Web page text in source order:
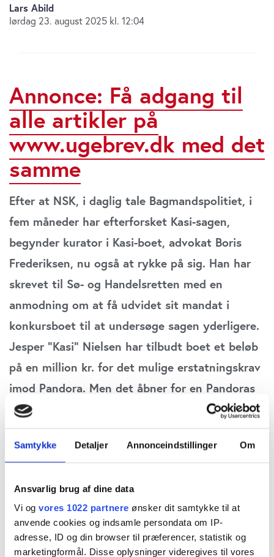
Samtykke Detaljer Annonceindstillinger Om
Ansvarlig brug af dine data
Vi og vores 1022 partnere ønsker dit samtykke til at
anvende cookies og indsamle persondata om IP-
adresse, ID og din browser til præferencer, statistik og
marketingformål. Disse oplysninger videregives til vores
Lars Abild
lørdag 23. august 2025 kl. 12:04
Annonce: Få adgang til
alle artikler på
www.ugebrev.dk med det
samme
Efter at NSK, i daglig tale Bagmandspolitiet, i
fem måneder har efterforsket Kasi-sagen,
begynder kurator i Kasi-boet, advokat Boris
Frederiksen, nu også at rykke på sig. Han har
skrevet til Sø- og Handelsretten med en
anmodning om at få udvidet sit mandat i
konkursboet til at undersøge sagen yderligere.
Jesper ”Kasi” Nielsen har tilbudt boet et beløb
på en million kr. for det mulige erstatningskrav
imod Pandora. Men det åbner for en Pandoras
æske af mulige udfald, hvor der sandsynligvis
mod Pandora. Journalist Lars Abild fortæller
forskellige scenarier herfra
Efter at den tidligere voldgiftssag mellem
konkursboet efter Kasi ApS og Pandora i 2021